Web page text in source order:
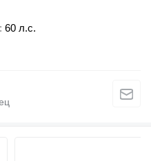
60 л.с.